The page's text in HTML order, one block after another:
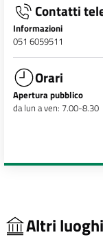
Contatti
Informazioni
051 6059511
Orari
Apertura pubblico
da lun a ven: 7.00-8.30
Altri